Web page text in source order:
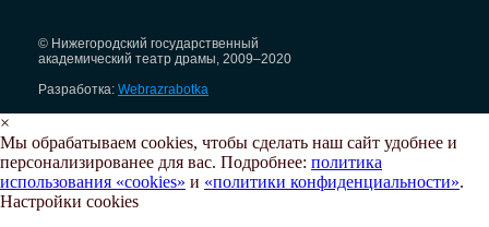
© Нижегородский государственный
академический театр драмы, 2009–2020
Разработка: Webrazrabotka
×
Мы обрабатываем cookies, чтобы сделать наш сайт удобнее и
персонализированее для вас. Подробнее: политика
использования «cookies» и «политики конфиденциальности».
Настройки cookies